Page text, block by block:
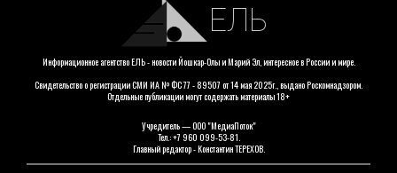
ЕЛЬ
Информационное агентство ЕЛЬ - новости Йошкар-Олы и Марий Эл, интересное в России и мире.
Свидетельство о регистрации СМИ ИА № ФС 77 - 89507 от 14 мая 2025г., выдано Роскомнадзором.
Отдельные публикации могут содержать материалы 18+
Учредитель — ООО "МедиаПоток"
Тел.: +7 960 099-53-81.
Главный редактор - Константин ТЕРЕХОВ.